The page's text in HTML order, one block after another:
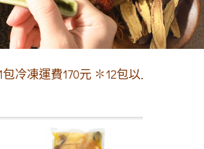
✽12包以上免運費,先轉帳手續費0